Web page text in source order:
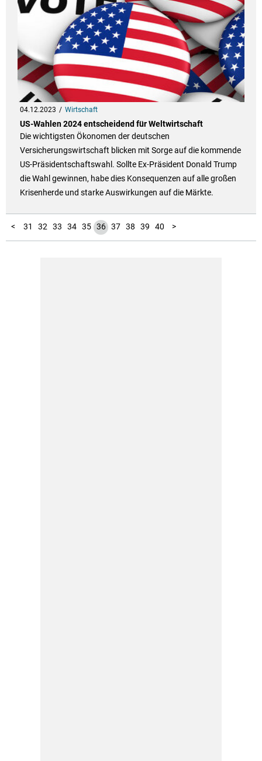
04.12.2023 Wirtschaft
US-Wahlen 2024 entscheidend für Weltwirtschaft
Die wichtigsten Ökonomen der deutschen
Versicherungswirtschaft blicken mit Sorge auf die kommende
US-Präsidentschaftswahl. Sollte Ex-Präsident Donald Trump
die Wahl gewinnen, habe dies Konsequenzen auf alle großen
Krisenherde und starke Auswirkungen auf die Märkte.
<
1
2
3
4
5
6
7
8
9
10
11
12
13
14
15
16
17
18
19
20
21
22
23
24
25
26
27
28
29
30 31 32 33 34 35 36 37 38 39 40
41
42
43
44
45
46
47
48
49
50
51
52
53
54
55
56
57
58
59
60
61
62
63
64
65
66
67
68
69
70
71
72 >